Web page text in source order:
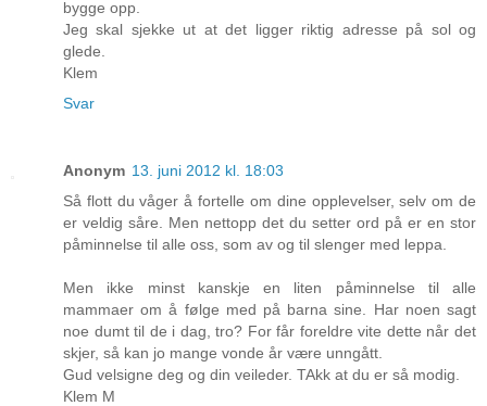
bygge opp.
Jeg skal sjekke ut at det ligger riktig adresse på sol og
glede.
Klem
Svar
Anonym 13. juni 2012 kl. 18:03
Så flott du våger å fortelle om dine opplevelser, selv om de
er veldig såre. Men nettopp det du setter ord på er en stor
påminnelse til alle oss, som av og til slenger med leppa.
Men ikke minst kanskje en liten påminnelse til alle
mammaer om å følge med på barna sine. Har noen sagt
noe dumt til de i dag, tro? For får foreldre vite dette når det
skjer, så kan jo mange vonde år være unngått.
Gud velsigne deg og din veileder. TAkk at du er så modig.
Klem M